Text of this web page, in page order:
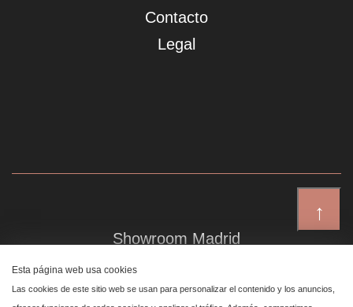
↑
Contacto
Legal
Showroom Madrid
Plaza de Canalejas 6, 4 izq
Centro, 28014 Madrid
Esta página web usa cookies
Las cookies de este sitio web se usan para personalizar el contenido y los anuncios,